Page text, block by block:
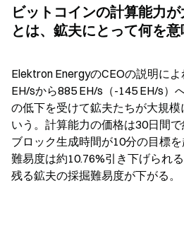
ビットコインの計算能力
とは、鉱夫にとって何を意
Elektron EnergyのCEOの説明に
EH/sから885 EH/s（-145 EH/s）
の低下を受けて鉱夫たちが大規
いう。計算能力の価格は30日間で
ブロック生成時間が10分の目標
難易度は約10.76%引き下げられ
残る鉱夫の採掘難易度が下がる。